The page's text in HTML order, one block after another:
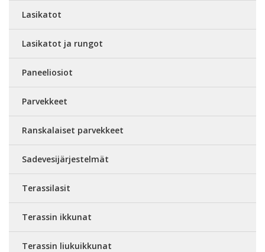
Lasikatot
Lasikatot ja rungot
Paneeliosiot
Parvekkeet
Ranskalaiset parvekkeet
Sadevesijärjestelmät
Terassilasit
Terassin ikkunat
Terassin liukuikkunat